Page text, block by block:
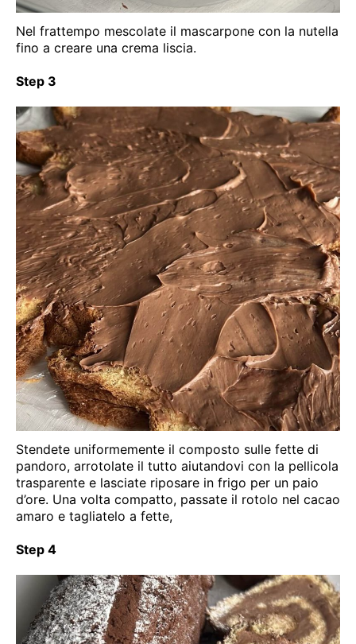
Nel frattempo mescolate il mascarpone con la nutella
fino a creare una crema liscia.
Step 3
Stendete uniformemente il composto sulle fette di
pandoro, arrotolate il tutto aiutandovi con la pellicola
trasparente e lasciate riposare in frigo per un paio
d’ore. Una volta compatto, passate il rotolo nel cacao
amaro e tagliatelo a fette,
Step 4